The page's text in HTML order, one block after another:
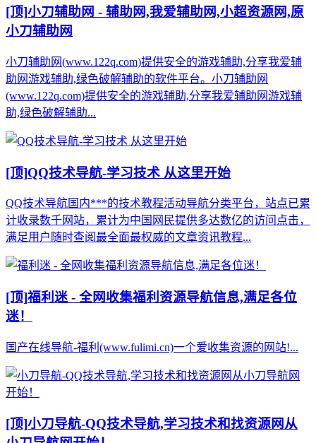
[顶]小刀辅助网 - 辅助网,我爱辅助网,小超资源网,原
小刀辅助网
小刀辅助网(www.122q.com)提供安全的游戏辅助,分享我爱辅
助网游戏辅助,绿色破解辅助的软件平台。小刀辅助网
(www.122q.com)提供安全的游戏辅助,分享我爱辅助网游戏辅
助,绿色破解辅助...
[顶]QQ技术导航-学习技术 从这里开始
QQ技术导航国内***的技术教程活动导航分类平台，站点已累
计收录数千网站，累计为中国网民提供多达数亿的访问点击，
满足用户随时查阅最全面最权威的文章资讯教程...
[顶]福利迷 - 全网收集福利资源导航信息,满足各位
迷！
国产在线导航-福利(www.fulimi.cn)一个爱收集资源的网站!...
[顶]小刀导航-QQ技术导航,学习技术和找资源网从